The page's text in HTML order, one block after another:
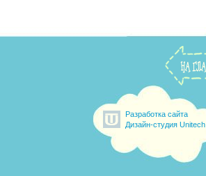
Разработка сайта
Дизайн-студия Unitech